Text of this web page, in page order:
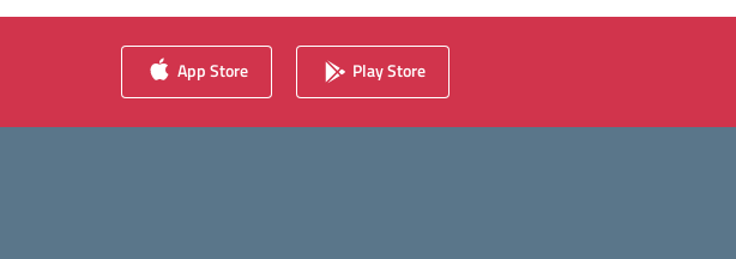
App Store Play Store